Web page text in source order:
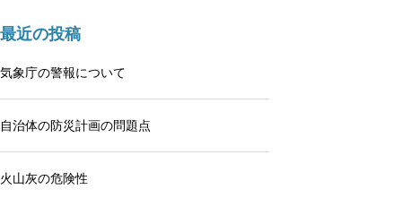
最近の投稿
気象庁の警報について
自治体の防災計画の問題点
火山灰の危険性